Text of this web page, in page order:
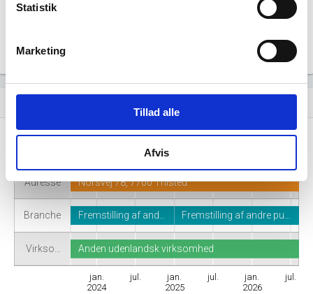
Statistik
Marketing
Tillad alle
Afvis
Adresse
Branche
Virkso…
jan.
2024
jul.
jan.
2025
jul.
jan.
2026
jul.
Delta-P, Pumpe og Kompressor Systemer AS
Norsvej 78, 7700 Thisted
Fremstilling af and… Fremstilling af andre pu…
Anden udenlandsk virksomhed